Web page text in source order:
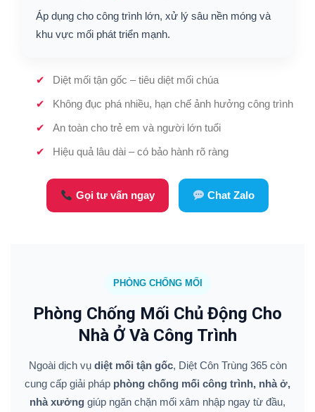
Áp dụng cho công trình lớn, xử lý sâu nền móng và
khu vực mối phát triển mạnh.
Diệt mối tận gốc – tiêu diệt mối chúa
Không đục phá nhiều, hạn chế ảnh hưởng công trình
An toàn cho trẻ em và người lớn tuổi
Hiệu quả lâu dài – có bảo hành rõ ràng
Gọi tư vấn ngay Chat Zalo
PHÒNG CHỐNG MỐI
Phòng Chống Mối Chủ Động Cho
Nhà Ở Và Công Trình
Ngoài dịch vụ diệt mối tận gốc, Diệt Côn Trùng 365 còn
cung cấp giải pháp phòng chống mối công trình, nhà ở,
nhà xưởng giúp ngăn chặn mối xâm nhập ngay từ đầu,